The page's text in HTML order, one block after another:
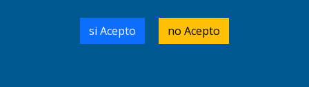
Domicilio Legal: José Ingenieros 855,
Santa Rosa, La Pampa.
Número de Registro DNDA:
si Acepto no Acepto